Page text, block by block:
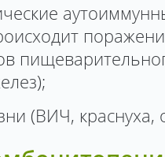
(ВИЧ,